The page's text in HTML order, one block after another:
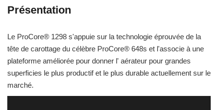
Présentation
Le ProCore® 1298 s'appuie sur la technologie éprouvée de la
tête de carottage du célèbre ProCore® 648s et l'associe à une
plateforme améliorée pour donner l' aérateur pour grandes
superficies le plus productif et le plus durable actuellement sur le
marché.